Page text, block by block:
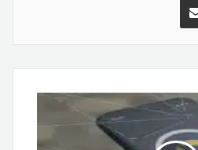
اشتراک
گذاری
ایمیل